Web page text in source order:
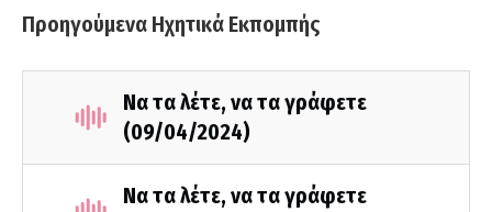
Προηγούμενα Ηχητικά Εκπομπής
Να τα λέτε, να τα γράφετε
(09/04/2024)
Να τα λέτε, να τα γράφετε